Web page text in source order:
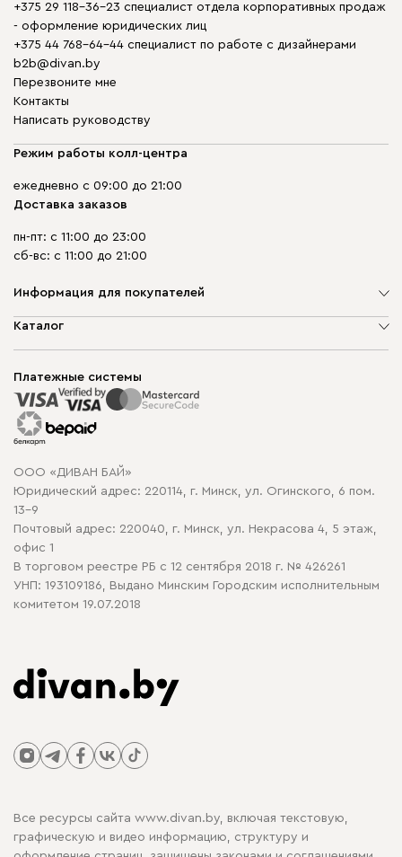
+375 29 118-36-23 специалист отдела корпоративных продаж
- оформление юридических лиц
+375 44 768-64-44 специалист по работе с дизайнерами
b2b@divan.by
Перезвоните мне
Контакты
Написать руководству
Режим работы колл-центра
ежедневно с 09:00 до 21:00
Доставка заказов
пн-пт: с 11:00 до 23:00
сб-вс: с 11:00 до 21:00
Информация для покупателей
О компании
Способы оплаты
Рассрочка и кредит
Гарантия
Карта сайта
Политика конфиденциальности
Политика в отношении обработки cookie
Каталог
Корпусная мебель
Распродажа мебели
Платежные системы
ООО «ДИВАН БАЙ»
Юридический адрес: 220114, г. Минск, ул. Огинского, 6 пом.
13-9
Почтовый адрес: 220040, г. Минск, ул. Некрасова 4, 5 этаж,
офис 1
В торговом реестре РБ с 12 сентября 2018 г. № 426261
УНП: 193109186, Выдано Минским Городским исполнительным
комитетом 19.07.2018
Все ресурсы сайта www.divan.by, включая текстовую,
графическую и видео информацию, структуру и